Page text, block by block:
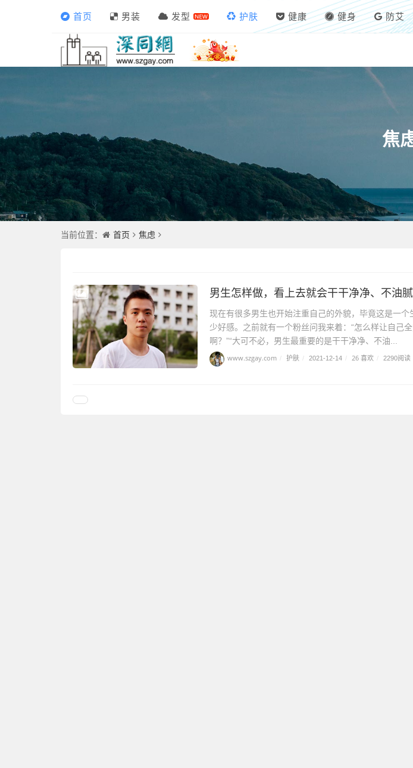
首页 男装 发型 护肤 健康 健身 防艾
焦
当前位置： 首页 焦虑
男生怎样做，看上去就会干干净净、不油腻
现在有很多男生也开始注重自己的外貌，毕竟这是一
少好感。之前就有一个粉丝问我来着：“怎么样让自己
啊？”“大可不必，男生最重要的是干干净净、不油...
www.szgay.com / 护肤 / 2021-12-14 / 26 喜欢 / 2290阅读